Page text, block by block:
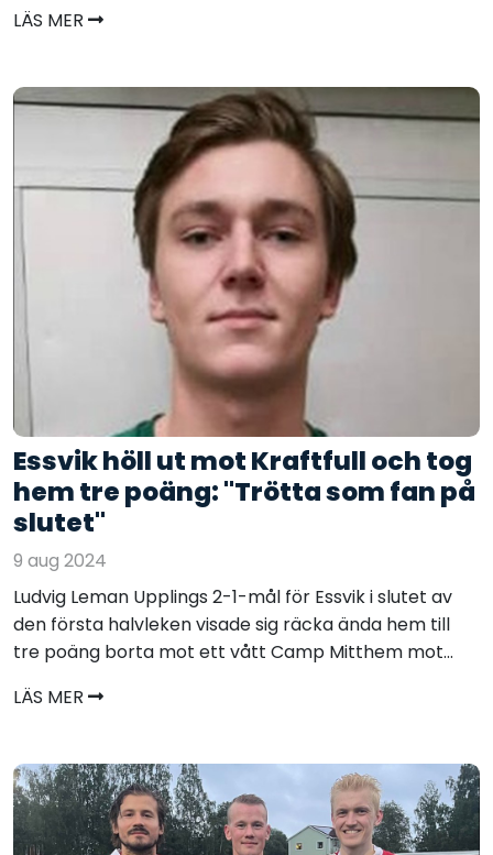
LÄS MER
Essvik höll ut mot Kraftfull och tog
hem tre poäng: "Trötta som fan på
slutet"
9 aug 2024
Ludvig Leman Upplings 2-1-mål för Essvik i slutet av
den första halvleken visade sig räcka ända hem till
tre poäng borta mot ett vått Camp Mitthem mot...
LÄS MER